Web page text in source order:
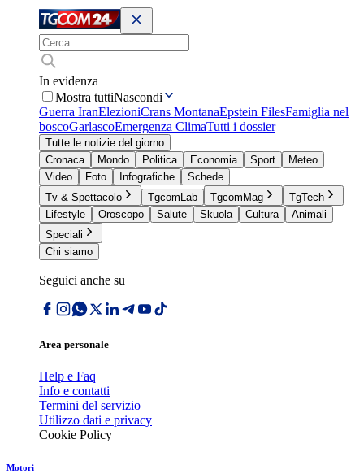
In evidenza
Mostra tuttiNascondi
Guerra IranElezioniCrans MontanaEpstein FilesFamiglia nel
boscoGarlascoEmergenza ClimaTutti i dossier
Tutte le notizie del giorno
Cronaca
Mondo Politica Economia Sport
Meteo
Video
Foto Infografiche
Schede
Tv & Spettacolo
TgcomLab TgcomMag
TgTech
Lifestyle
Oroscopo Salute Skuola Cultura
Animali
Speciali
Chi siamo
Seguici anche su
Area personale
Help e Faq
Info e contatti
Termini del servizio
Utilizzo dati e privacy
Cookie Policy
Motori